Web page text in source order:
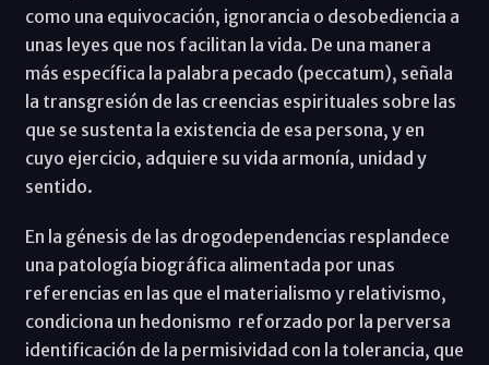
como una equivocación, ignorancia o desobediencia a
unas leyes que nos facilitan la vida. De una manera
más específica la palabra pecado (peccatum), señala
la transgresión de las creencias espirituales sobre las
que se sustenta la existencia de esa persona, y en
cuyo ejercicio, adquiere su vida armonía, unidad y
sentido.
En la génesis de las drogodependencias resplandece
una patología biográfica alimentada por unas
referencias en las que el materialismo y relativismo,
condiciona un hedonismo reforzado por la perversa
identificación de la permisividad con la tolerancia, que